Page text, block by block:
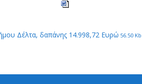
Δέλτα, δαπάνης 14.998,72 Ευρώ 56.50 Kb